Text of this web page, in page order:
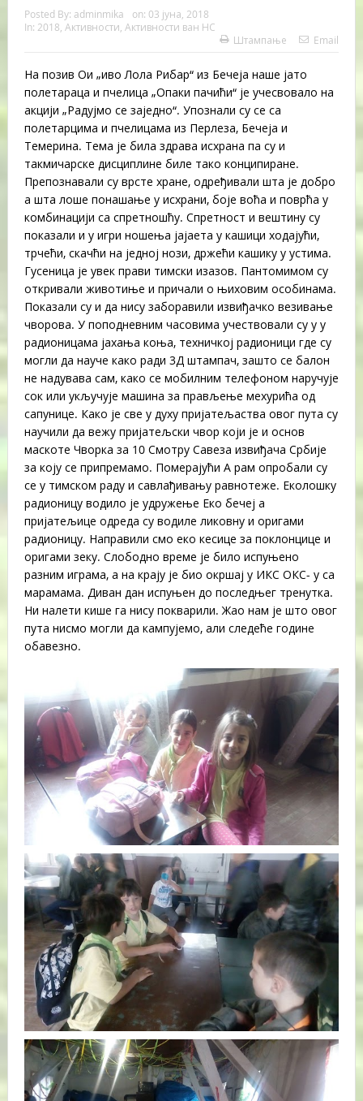
Posted By: adminmika on: 03 јуна, 2018
In: 2018, Активности, Активности ван НС
Штампање
Email
На позив Ои „иво Лола Рибар“ из Бечеја наше јато
полетараца и пчелица „Опаки пачићи“ је учесвовало на
акцији „Радујмо се заједно“. Упознали су се са
полетарцима и пчелицама из Перлеза, Бечеја и
Темерина. Тема је била здрава исхрана па су и
такмичарске дисциплине биле тако конципиране.
Препознавали су врсте хране, одређивали шта је добро
а шта лоше понашање у исхрани, боје воћа и поврћа у
комбинацији са спретношћу. Спретност и вештину су
показали и у игри ношења јајаета у кашици ходајући,
трчећи, скачћи на једној нози, држећи кашику у устима.
Гусеница је увек прави тимски изазов. Пантомимом су
откривали животиње и причали о њиховим особинама.
Показали су и да нису заборавили извиђачко везивање
чворова. У поподневним часовима учествовали су у у
радионицама јахања коња, техничкој радионици где су
могли да науче како ради 3Д штампач, зашто се балон
не надувава сам, како се мобилним телефоном наручује
сок или укључује машина за прављење мехурића од
сапунице. Како је све у духу пријатељаства овог пута су
научили да вежу пријатељски чвор који је и основ
маскоте Чворка за 10 Смотру Савеза извиђача Србије
за коју се припремамо. Померајући А рам опробали су
се у тимском раду и савлађивању равнотеже. Еколошку
радионицу водило је удружење Еко бечеј а
пријатељице одреда су водиле ликовну и оригами
радионицу. Направили смо еко кесице за поклонцице и
оригами зеку. Слободно време је било испуњено
разним играма, а на крају је био окршај у ИКС ОКС- у са
марамама. Диван дан испуњен до последњег тренутка.
Ни налети кише га нису покварили. Жао нам је што овог
пута нисмо могли да кампујемо, али следеће године
обавезно.